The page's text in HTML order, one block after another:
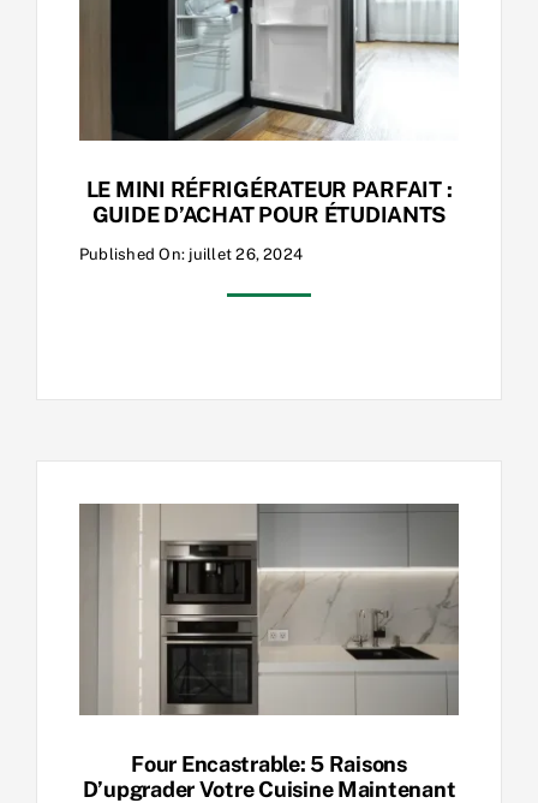
LE MINI RÉFRIGÉRATEUR PARFAIT :
GUIDE D’ACHAT POUR ÉTUDIANTS
Published On: juillet 26, 2024
Four Encastrable: 5 Raisons
D’upgrader Votre Cuisine Maintenant